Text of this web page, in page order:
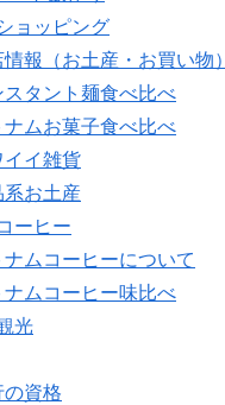
ョッピング
情報（お土産・お買い物）
スタント麺食べ比べ
ナムお菓子食べ比べ
イイ雑貨
系お土産
ーヒー
ナムコーヒーについて
ナムコーヒー味比べ
光
の資格